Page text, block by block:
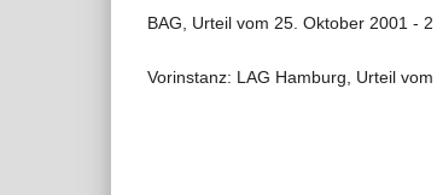
BAG, Urteil vom 25. Oktober 2001 -
Vorinstanz: LAG Hamburg, Urteil